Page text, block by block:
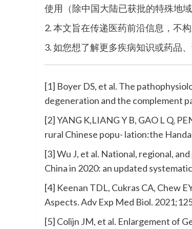
使用（除中国大陆已获批的特殊地域
2. 本文旨在传递医药前沿信息，不
3. 如您想了解更多疾病知识或药品
[1] Boyer DS, et al. The
degeneration and the complement
[2] YANG K,LIANG Y B, GAO L Q,
rural Chinese popu- lation:the
[3] Wu J, et al. National, regional,
China in 2020: an updated
[4] Keenan TDL, Cukras CA, Chew
Aspects. Adv Exp Med Biol.
[5] Colijn JM, et al. Enlargement of